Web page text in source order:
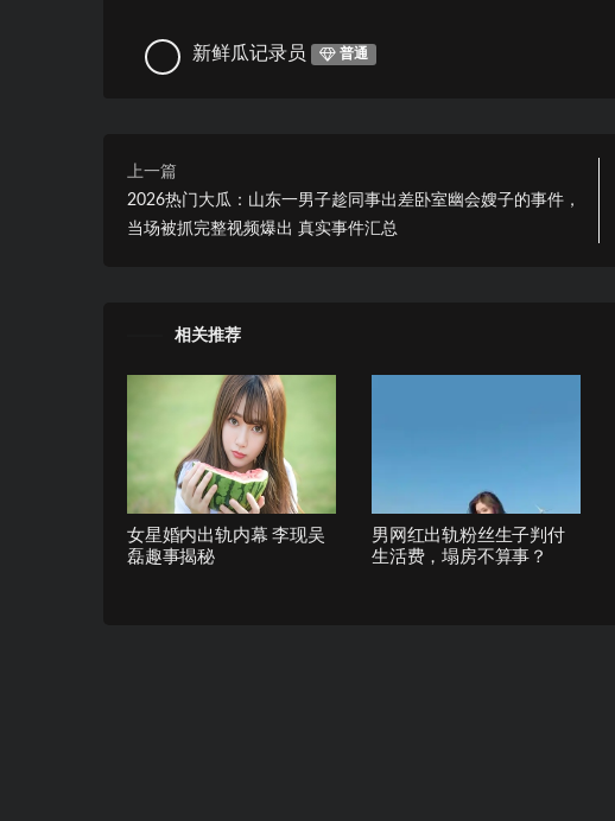
新鲜瓜记录员 普通
上一篇
2026热门大瓜：山东一男子趁同事出差卧室幽会嫂子的事件，
当场被抓完整视频爆出 真实事件汇总
相关推荐
女星婚内出轨内幕 李现吴
磊趣事揭秘
男网红出轨粉丝生子判付
生活费，塌房不算事？